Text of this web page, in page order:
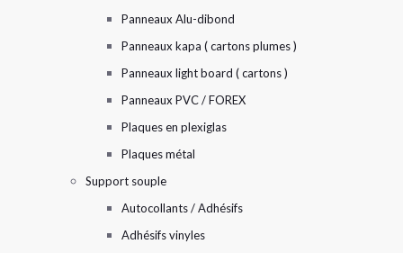
Panneaux Alu-dibond
Panneaux kapa ( cartons plumes )
Panneaux light board ( cartons )
Panneaux PVC / FOREX
Plaques en plexiglas
Plaques métal
Support souple
Autocollants / Adhésifs
Adhésifs vinyles